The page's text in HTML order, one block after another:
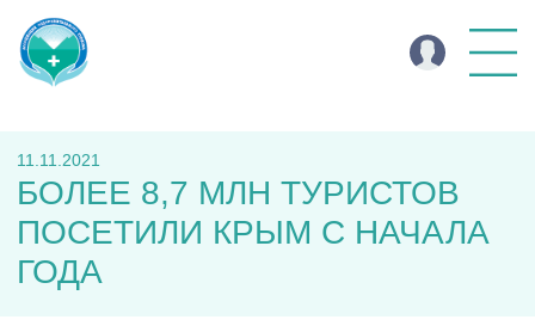
11.11.2021
БОЛЕЕ 8,7 МЛН ТУРИСТОВ
ПОСЕТИЛИ КРЫМ С НАЧАЛА
ГОДА